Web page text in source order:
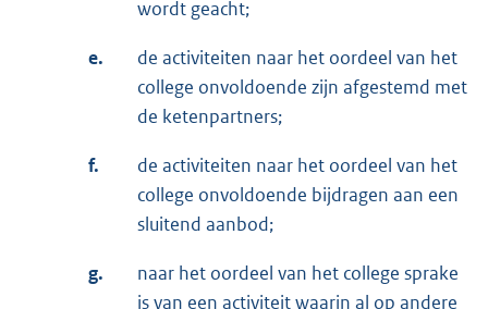
wordt geacht;
e.
de activiteiten naar het oordeel van het
college onvoldoende zijn afgestemd met
de ketenpartners;
f.
de activiteiten naar het oordeel van het
college onvoldoende bijdragen aan een
sluitend aanbod;
g.
naar het oordeel van het college sprake
is van een activiteit waarin al op andere